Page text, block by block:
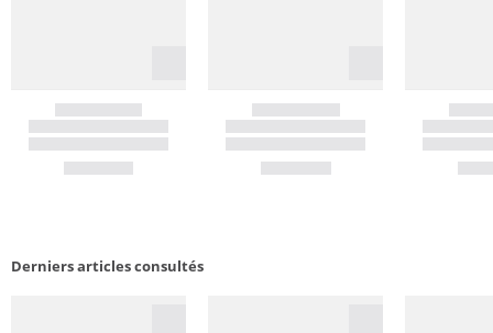
Derniers articles consultés